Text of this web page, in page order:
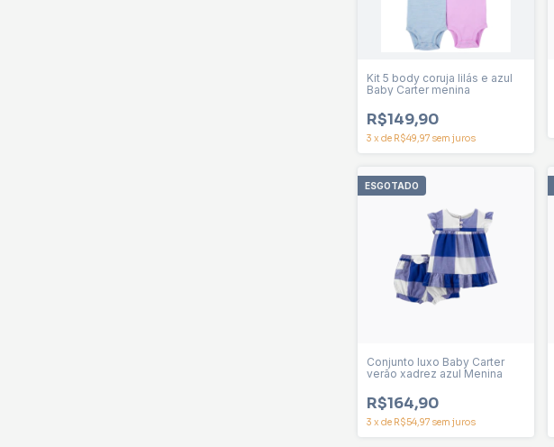
Kit 5 body coruja lilás e azul
Baby Carter menina
R$149,90
3 x de R$49,97 sem juros
ESGOTADO
Conjunto luxo Baby Carter
verão xadrez azul Menina
R$164,90
3 x de R$54,97 sem juros